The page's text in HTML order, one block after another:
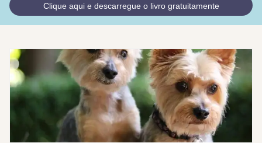
Clique aqui e descarregue o livro gratuitamente